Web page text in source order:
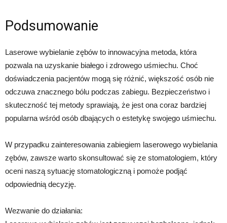
Podsumowanie
Laserowe wybielanie zębów to innowacyjna metoda, która
pozwala na uzyskanie białego i zdrowego uśmiechu. Choć
doświadczenia pacjentów mogą się różnić, większość osób nie
odczuwa znacznego bólu podczas zabiegu. Bezpieczeństwo i
skuteczność tej metody sprawiają, że jest ona coraz bardziej
popularna wśród osób dbających o estetykę swojego uśmiechu.
W przypadku zainteresowania zabiegiem laserowego wybielania
zębów, zawsze warto skonsultować się ze stomatologiem, który
oceni naszą sytuację stomatologiczną i pomoże podjąć
odpowiednią decyzję.
Wezwanie do działania: